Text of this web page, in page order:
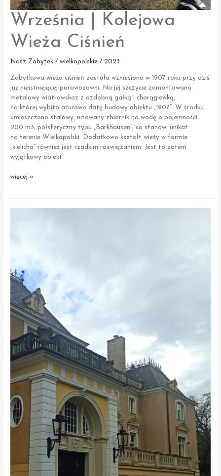
Września | Kolejowa
Wieża Ciśnień
Nasz Zabytek / wielkopolskie / 2023
Zabytkowa wieża ciśnień została wzniesiona w 1907 roku przy dziś
już nieistniejącej parowozowni. Na jej szczycie zamontowano
metalowy wiatrowskaz z ozdobną gałką i chorągiewką,
na której wybito ażurowo datę budowy obiektu „1907”. W środku
umieszczono stalowy, nitowany zbiornik na wodę o pojemności
200 m3, półsferyczny typu „Barkhausen”, co stanowi unikat
na terenie Wielkopolski. Dodatkowo kształt wieży w formie
„kielicha” również jest rzadkim rozwiązaniem. Jest to zatem
wyjątkowy obiekt
Września
więcej »